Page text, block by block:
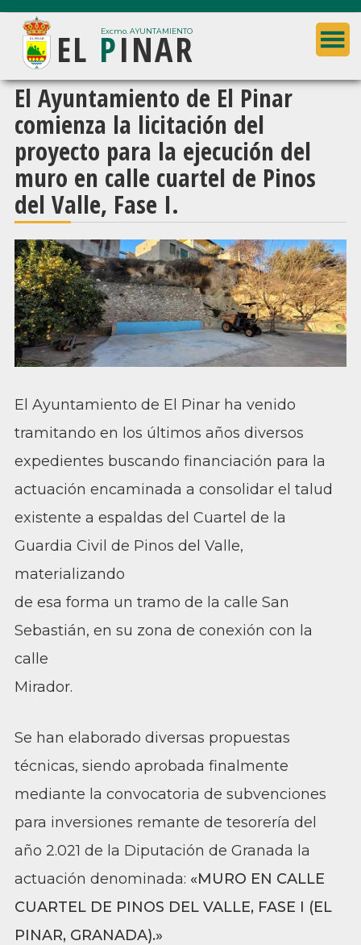
Saltar
contenido
principal
Saltar
barra
lateral
principal
Excmo. AYUNTAMIENTO
EL PINAR
Ayuntamiento
de
El
Pinar
(Granada)
El Ayuntamiento de El Pinar
comienza la licitación del
proyecto para la ejecución del
muro en calle cuartel de Pinos
del Valle, Fase I.
El Ayuntamiento de El Pinar ha venido
tramitando en los últimos años diversos
expedientes buscando financiación para la
actuación encaminada a consolidar el talud
existente a espaldas del Cuartel de la
Guardia Civil de Pinos del Valle,
materializando
de esa forma un tramo de la calle San
Sebastián, en su zona de conexión con la
calle
Mirador.
Se han elaborado diversas propuestas
técnicas, siendo aprobada finalmente
mediante la convocatoria de subvenciones
para inversiones remante de tesorería del
año 2.021 de la Diputación de Granada la
actuación denominada: «MURO EN CALLE
CUARTEL DE PINOS DEL VALLE, FASE I (EL
PINAR, GRANADA).»